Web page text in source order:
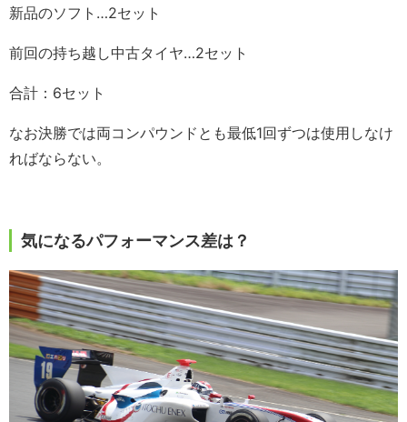
新品のソフト…2セット
前回の持ち越し中古タイヤ…2セット
合計：6セット
なお決勝では両コンパウンドとも最低1回ずつは使用しなけ
ればならない。
気になるパフォーマンス差は？